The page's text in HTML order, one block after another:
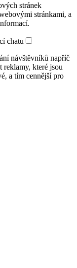
stránek
stránkami, a
chatu
návštěvníků napříč
reklamy, které jsou
a tím cennější pro